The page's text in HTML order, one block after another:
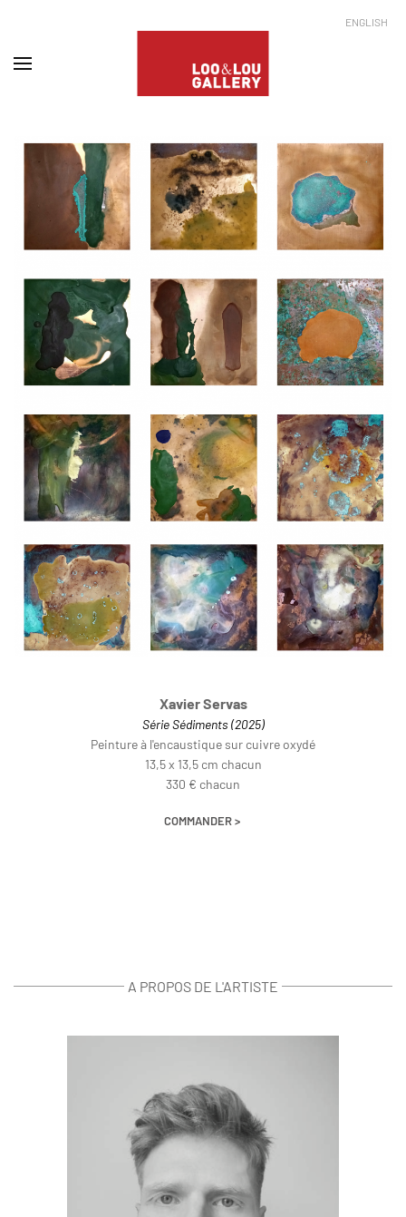
ENGLISH
Xavier Servas
Série Sédiments (2025)
Peinture à l'encaustique sur cuivre oxydé
13,5 x 13,5 cm chacun
330 € chacun
COMMANDER >
A PROPOS DE L'ARTISTE